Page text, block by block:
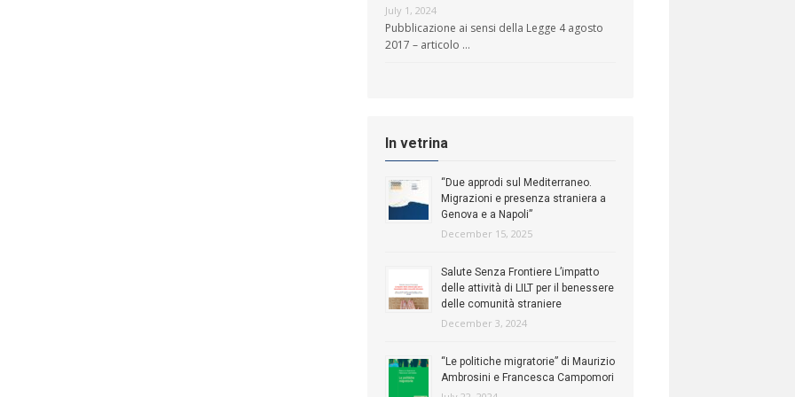
July 1, 2024
Pubblicazione ai sensi della Legge 4 agosto
2017 – articolo …
In vetrina
“Due approdi sul Mediterraneo.
Migrazioni e presenza straniera a
Genova e a Napoli”
December 15, 2025
Salute Senza Frontiere L’impatto
delle attività di LILT per il benessere
delle comunità straniere
December 3, 2024
“Le politiche migratorie” di Maurizio
Ambrosini e Francesca Campomori